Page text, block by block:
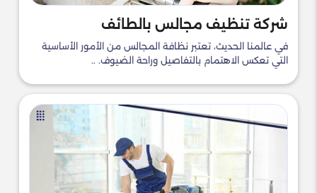
شركة تنظيف مجالس بالطائف
في عالمنا الحديث، تعتبر نظافة المجالس من الأمور الأساسية
التي تعكس الاهتمام بالتفاصيل وراحة الضيوف. ..